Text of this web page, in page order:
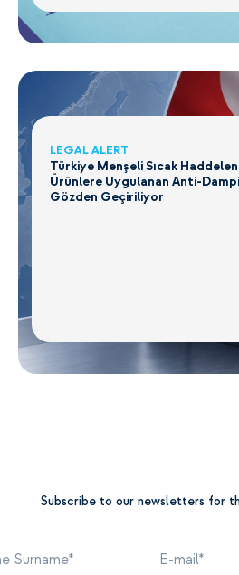
LEGAL ALERT
Türkiye Menşeli Sıcak
Ürünlere Uygulanan Anti-
Gözden Geçiriliyor
Subscribe to our newsletters for